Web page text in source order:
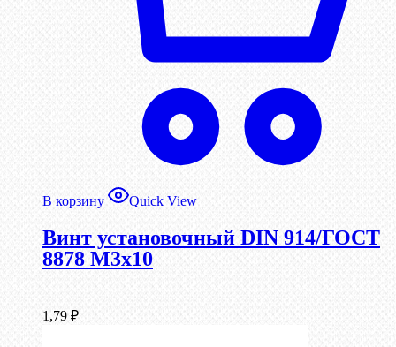
В корзину Quick View
Винт установочный DIN 914/ГОСТ
8878 M3x10
1,79 ₽